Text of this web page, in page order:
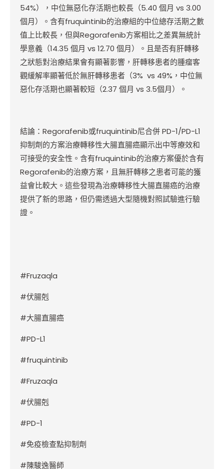
54%），中位無惡化存活期也較長（5.40 個月 vs 3.00
個月）。含有fruquintinib的治療組的中位總存活期之數
值上比較長，但與Regorafenib方案相比之差異無統計
學意義（14.35 個月 vs 12.70 個月）。且是否有肝轉移
之狀態對治療結果會有顯著影響，肝轉移患者的腫瘤客
觀緩解率顯著低於無肝轉移患者（3% vs 49%，中位無
惡化存活期也顯著較短（2.37 個月 vs 3.5個月）。
結論：Regorafenib或fruquintinib尼合併 PD-1/PD-L1
抑制劑的方案治療轉移性大腸直腸癌顯示出中等療效和
可接受的安全性。含有fruquintinib的治療方案優於含有
Regorafenib的治療方案，且無肝轉移之患者可能的獲
益會比較大。這些發現為治療轉移性大腸直腸癌的治療
提供了新的思路，但仍需透過大型隨機對照試驗進行驗
證。
#Fruzaqla
#伏腸剋
#大腸直腸癌
#PD-L1
#fruquintinib
#Fruzaqla
#伏腸剋
#PD-1
#免疫檢查點抑制劑
#陳駿逸醫師